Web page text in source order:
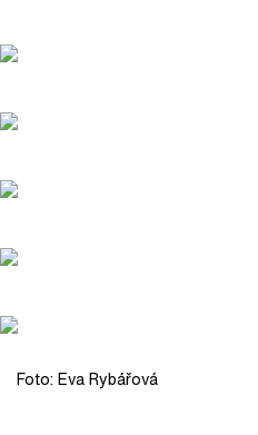
Foto: Eva Rybářová